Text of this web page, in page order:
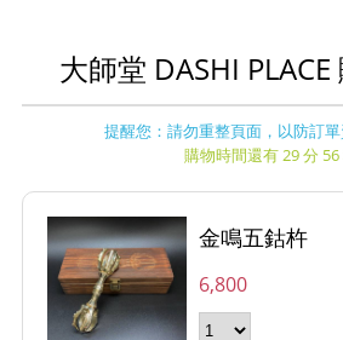
大師堂 DASHI
提醒您：請勿重整頁面，以防訂
購物時間還有 29 分 56
金鳴五鈷杵
6,800